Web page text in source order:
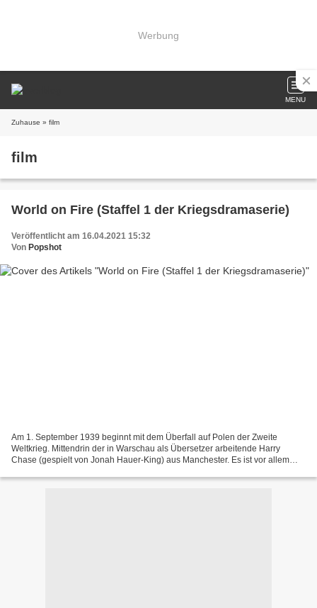
Werbung
MENU
Zuhause » film
film
World on Fire (Staffel 1 der Kriegsdramaserie)
Veröffentlicht am 16.04.2021 15:32
Von Popshot
Am 1. September 1939 beginnt mit dem Überfall auf Polen der Zweite
Weltkrieg. Mittendrin der in Warschau als Übersetzer arbeitende Harry
Chase (gespielt von Jonah Hauer-King) aus Manchester. Es ist vor allem